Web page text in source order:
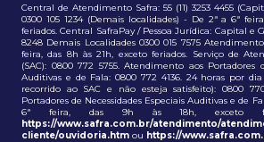
Central de Atendimento Safra: 55 (11) 3253 4455
0300 105 1234 (Demais localidades) - De 2ª a 6ª
feriados. Central SafraPay / Pessoa Jurídica: Capital e
8248 Demais Localidades 0300 015 7575
feira, das 8h às 21h, exceto feriados. Serviço de
(SAC): 0800 772 5755. Atendimento aos Portadores
Auditivas e de Fala: 0800 772 4136. 24 horas por
recorrido ao SAC e não esteja satisfeito): 0800
Portadores de Necessidades Especiais Auditivas e de
6ª feira, das 9h às 18h, exceto
https://www.safra.com.br/atendimento/
cliente/ouvidoria.htm ou https://